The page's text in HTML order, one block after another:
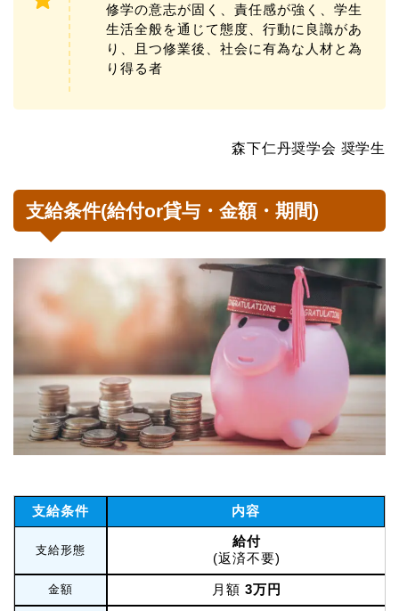
修学の意志が固く、責任感が強く、学生
生活全般を通じて態度、行動に良識があ
り、且つ修業後、社会に有為な人材と為
り得る者
森下仁丹奨学会 奨学生
支給条件(給付or貸与・金額・期間)
支給条件 内容
支給形態
給付
(返済不要)
金額 月額 3万円